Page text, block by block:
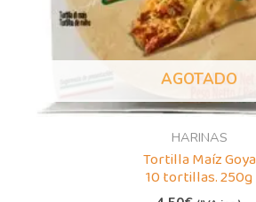
AGOTADO
HARINAS
Tortilla Maíz Goya
10 tortillas. 250g